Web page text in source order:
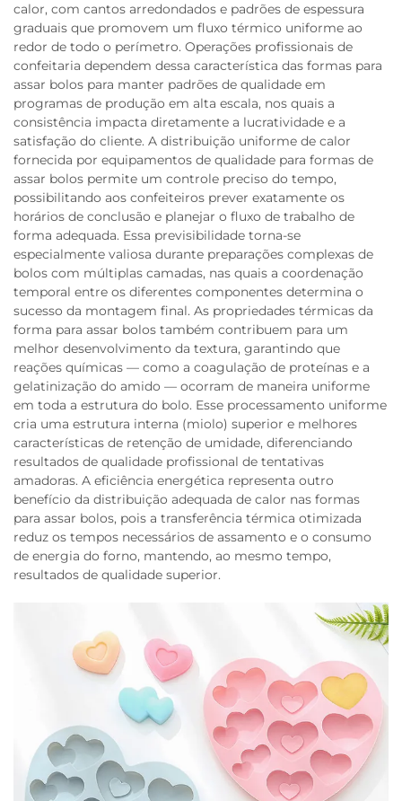
calor, com cantos arredondados e padrões de espessura
graduais que promovem um fluxo térmico uniforme ao
redor de todo o perímetro. Operações profissionais de
confeitaria dependem dessa característica das formas para
assar bolos para manter padrões de qualidade em
programas de produção em alta escala, nos quais a
consistência impacta diretamente a lucratividade e a
satisfação do cliente. A distribuição uniforme de calor
fornecida por equipamentos de qualidade para formas de
assar bolos permite um controle preciso do tempo,
possibilitando aos confeiteiros prever exatamente os
horários de conclusão e planejar o fluxo de trabalho de
forma adequada. Essa previsibilidade torna-se
especialmente valiosa durante preparações complexas de
bolos com múltiplas camadas, nas quais a coordenação
temporal entre os diferentes componentes determina o
sucesso da montagem final. As propriedades térmicas da
forma para assar bolos também contribuem para um
melhor desenvolvimento da textura, garantindo que
reações químicas — como a coagulação de proteínas e a
gelatinização do amido — ocorram de maneira uniforme
em toda a estrutura do bolo. Esse processamento uniforme
cria uma estrutura interna (miolo) superior e melhores
características de retenção de umidade, diferenciando
resultados de qualidade profissional de tentativas
amadoras. A eficiência energética representa outro
benefício da distribuição adequada de calor nas formas
para assar bolos, pois a transferência térmica otimizada
reduz os tempos necessários de assamento e o consumo
de energia do forno, mantendo, ao mesmo tempo,
resultados de qualidade superior.